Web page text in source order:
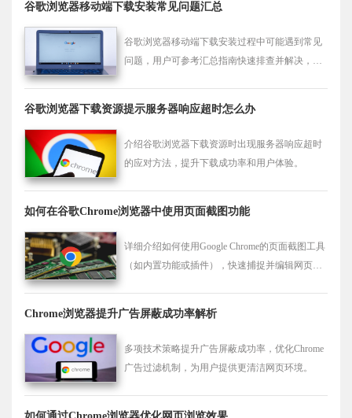
谷歌浏览器移动端下载安装常见问题汇总
谷歌浏览器移动端下载安装过程中可能遇到常见
问题，用户可参考汇总指南快速排查并解决，保
谷歌浏览器下载资源提示服务器响应超时怎么办
介绍谷歌浏览器下载资源时出现服务器响应超时
的应对方法，提升下载成功率和用户体验。
如何在谷歌Chrome浏览器中使用页面截图功能
详细介绍如何使用Google Chrome的页面截图工具
（如内置功能或插件），快速捕捉并编辑网页内
Chrome浏览器提升广告屏蔽成功率解析
多项技术策略提升广告屏蔽成功率，优化Chrome
广告过滤机制，为用户提供更清洁网页环境。